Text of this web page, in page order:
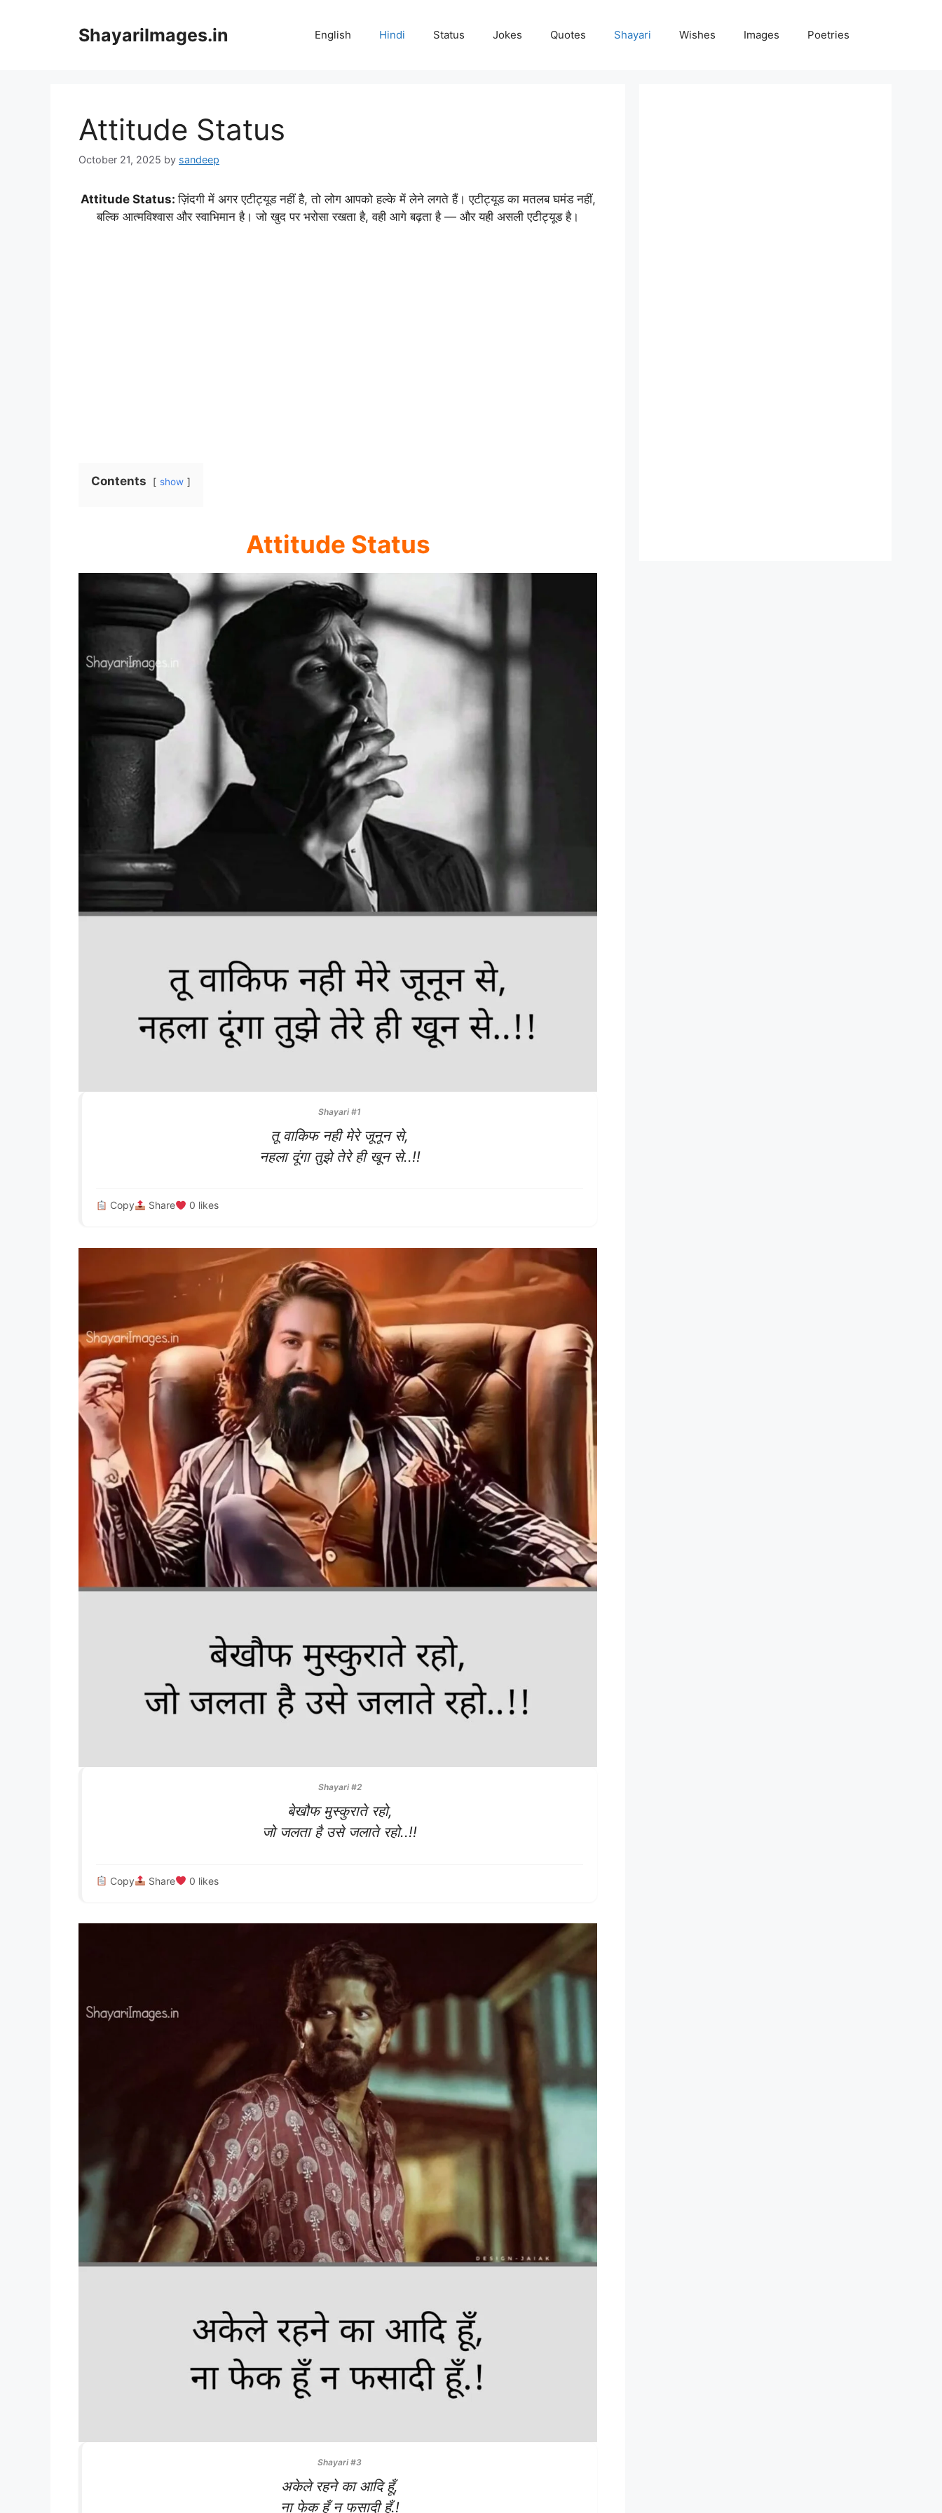
ShayariImages.in English Hindi Status Jokes Quotes Shayari Wishes Images Poetries
Attitude Status
October 21, 2025 by sandeep
Attitude Status:ज़िंदगी में अगर एटीट्यूड नहीं है, तो लोग आपको हल्के में लेने लगते हैं। एटीट्यूड का मतलब घमंड नहीं,
बल्कि आत्मविश्वास और स्वाभिमान है। जो खुद पर भरोसा रखता है, वही आगे बढ़ता है — और यही असली एटीट्यूड है।
Contents show
Attitude Status
Shayari #1
तू वाकिफ नही मेरे जूनून से,
नहला दूंगा तुझे तेरे ही खून से..!!
Copy Share 0 likes
Shayari #2
बेखौफ मुस्कुराते रहो,
जो जलता है उसे जलाते रहो..!!
Copy Share 0 likes
Shayari #3
अकेले रहने का आदि हूँ,
ना फेक हूँ न फसादी हूँ.!